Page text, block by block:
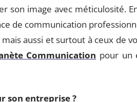
son image avec méticulosité.
de communication
aussi et surtout à ceux de
Communication pour un
son entreprise ?